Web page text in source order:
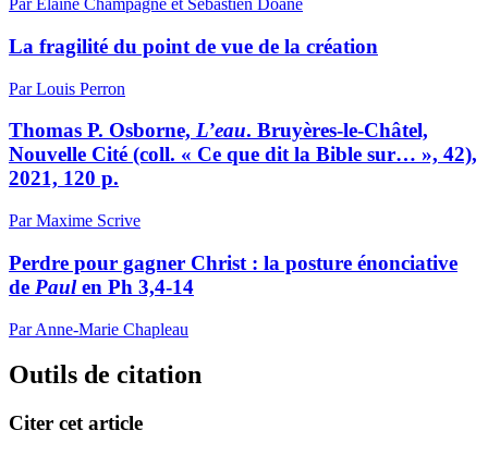
Par Elaine Champagne et Sébastien Doane
La fragilité du point de vue de la création
Par Louis Perron
Thomas P. Osborne, L’eau. Bruyères-le-Châtel,
Nouvelle Cité (coll. « Ce que dit la Bible sur… », 42),
2021, 120 p.
Par Maxime Scrive
Perdre pour gagner Christ : la posture énonciative
de Paulen Ph 3,4-14
Par Anne-Marie Chapleau
Outils de citation
Citer cet article